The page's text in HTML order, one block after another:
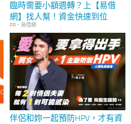
臨時需要小額週轉？上【易借
網】找人幫！資金快速到位
PR・易借網
伴侶和妳一起預防HPV，才有資